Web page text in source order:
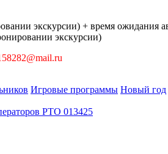
экскурсии) + время ожидания
экскурсии)
Игровые программы Новый год
РТО 013425